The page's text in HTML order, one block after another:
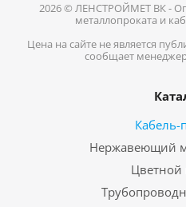
2026 © ЛЕНСТРОЙМЕТ ВК -
металлопроката и
Цена на сайте не является
сообщает
Кабель-
Нержавеющий
Цветной